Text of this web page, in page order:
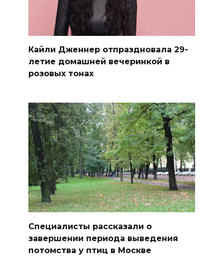
Кайли Дженнер отпраздновала 29-
летие домашней вечеринкой в
розовых тонах
Специалисты рассказали о
завершении периода выведения
потомства у птиц в Москве